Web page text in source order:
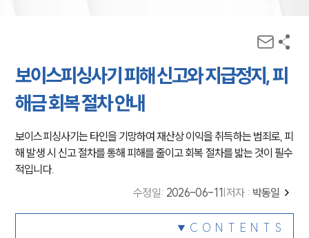
보이스피싱사기 피해 신고와 지급정지, 피
해금 회복 절차 안내
보이스피싱사기는 타인을 기망하여 재산상 이익을 취득하는 범죄로, 피
해 발생 시 신고 절차를 통해 피해를 줄이고 회복 절차를 밟는 것이 필수
적입니다.
수정일: 2026-06-11 저자 : 박동일
CONTENTS